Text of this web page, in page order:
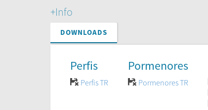
+Info
DOWNLOADS
Perfis
Perfis TR
Pormenores
Pormenores TR